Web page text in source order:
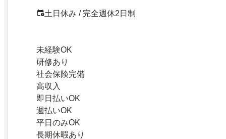
土日休み / 完全週休2日制
未経験OK
研修あり
社会保険完備
高収入
即日払いOK
週払いOK
平日のみOK
長期休暇あり